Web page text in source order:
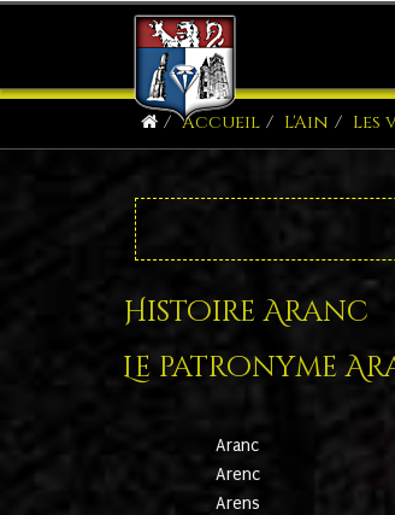
Accueil L'Ain Les
Histoire Aranc
Le patronyme
Aranc
Arenc
Arens